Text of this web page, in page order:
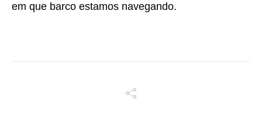
em que barco estamos navegando.